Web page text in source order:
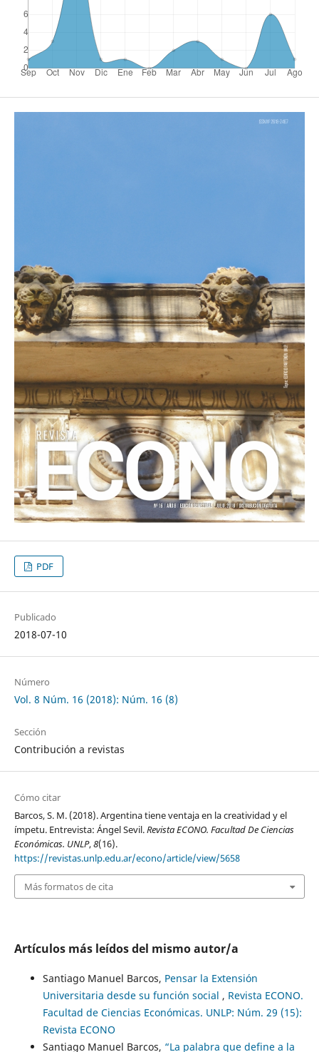
PDF
Publicado
2018-07-10
Número
Vol. 8 Núm. 16 (2018): Núm. 16 (8)
Sección
Contribución a revistas
Cómo citar
Barcos, S. M. (2018). Argentina tiene ventaja en la creatividad y el
ímpetu. Entrevista: Ángel Sevil.Revista ECONO. Facultad De Ciencias
Económicas. UNLP,8(16).
https://revistas.unlp.edu.ar/econo/article/view/5658
Más formatos de cita
Artículos más leídos del mismo autor/a
Santiago Manuel Barcos, Pensar la Extensión
Universitaria desde su función social , Revista ECONO.
Facultad de Ciencias Económicas. UNLP: Núm. 29 (15):
Revista ECONO
Santiago Manuel Barcos, “La palabra que define a la